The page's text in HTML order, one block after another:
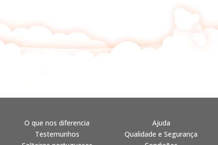
O que nos diferencia
Testemunhos
Ajuda
Qualidade e Segurança